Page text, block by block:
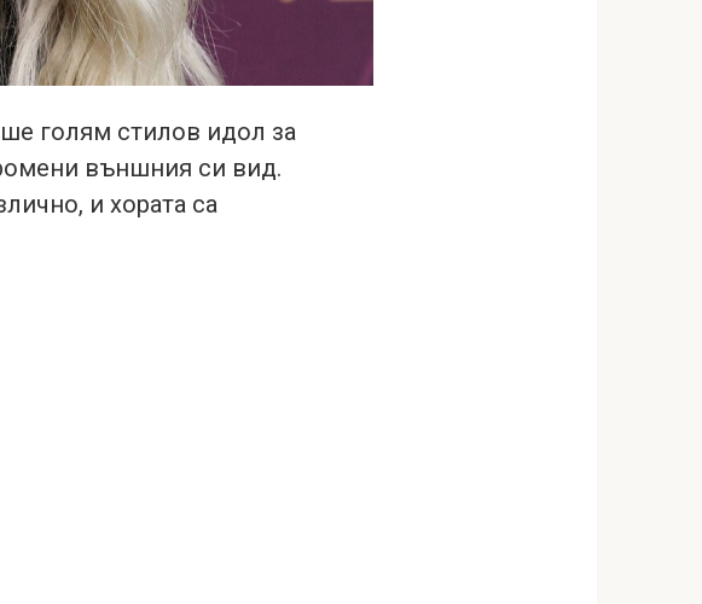
голям стилов идол за
външния си вид.
и хората са